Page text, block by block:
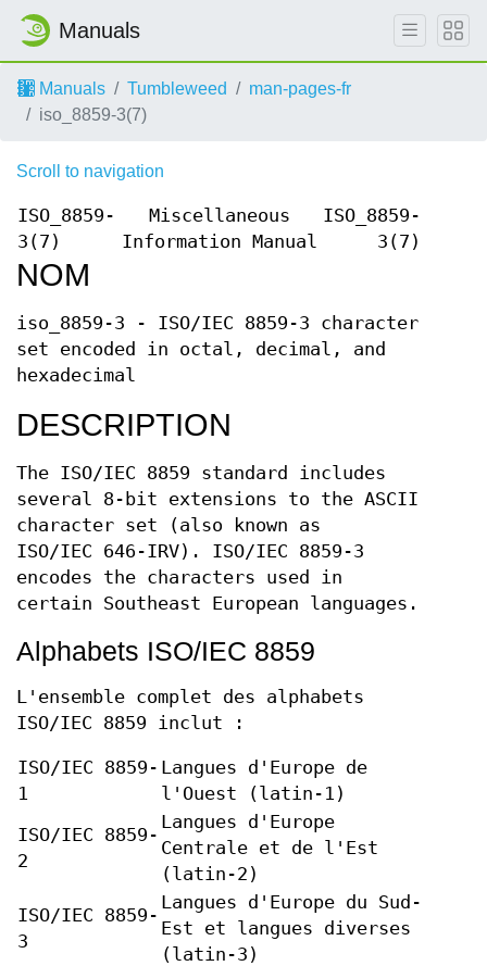
Manuals
Manuals Tumbleweed
man-pages-fr
iso_8859-3(7)
Scroll to navigation
ISO_8859-
3(7)
Miscellaneous
Information Manual
ISO_8859-
3(7)
NOM
iso_8859-3 - ISO/IEC 8859-3 character
set encoded in octal, decimal, and
hexadecimal
DESCRIPTION
The ISO/IEC 8859 standard includes
several 8-bit extensions to the ASCII
character set (also known as
ISO/IEC 646-IRV). ISO/IEC 8859-3
encodes the characters used in
certain Southeast European languages.
Alphabets ISO/IEC 8859
L'ensemble complet des alphabets
ISO/IEC 8859 inclut :
ISO/IEC 8859-
1
Langues d'Europe de
l'Ouest (latin-1)
ISO/IEC 8859-
2
Langues d'Europe
Centrale et de l'Est
(latin-2)
ISO/IEC 8859-
3
Langues d'Europe du Sud-
Est et langues diverses
(latin-3)